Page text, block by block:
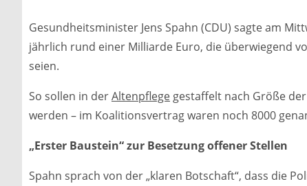
Gesundheitsminister Jens Spahn (CDU) sagte am
jährlich rund einer Milliarde Euro, die überwiegend
seien.
So sollen in derAltenpflege gestaffelt nach Größe
werden – im Koalitionsvertrag waren noch 8000
„Erster Baustein“ zur Besetzung offener Stellen
Spahn sprach von der „klaren Botschaft“, dass die